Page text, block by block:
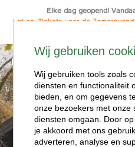
Elke dag geopend!
Let op: Tickets voor de
Ga
naar
de
inhoud
Wij gebruiken
Wij gebruiken tools zoals
diensten en functionaliteit
bieden, en om gegevens
onze bezoekers met onze
diensten omgaan. Door
je akkoord met ons
adverteren, analyse en